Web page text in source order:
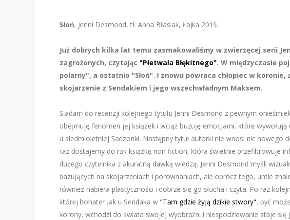
Słoń, Jenni Desmond, tł. Anna Błasiak, Łajka 2019.
Już dobrych kilka lat temu zasmakowaliśmy w zwierzęcej serii
zagrożonych, czytając "Płetwala Błękitnego". W międzyczasie
polarny", a ostatnio "Słoń". I znowu powraca chłopiec w koronie,
skojarzenie z Sendakiem i jego wszechwładnym Maksem.
Siadam do recenzji kolejnego tytułu Jenni Desmond z pewnym
obejmuję fenomen jej książek i wciąż buzuję emocjami, które wywołują
u siedmioletniej Sadzonki. Następny tytuł autorki nie wnosi nic nowego
raz dostajemy do rąk książkę non fiction, która świetnie przefiltrowuje
dużego czytelnika z akuratną dawką wiedzą. Jenni Desmond myśli
bazujących na skojarzeniach i porównaniach, ale oprócz tego, umie
również nabiera plastyczności i dobrze się go słucha i czyta. Po raz
której bohater jak u Sendaka w "Tam gdzie żyją dzikie stwory", być
korony, wchodzi do świata swojej wyobraźni i niespodziewanie staje się